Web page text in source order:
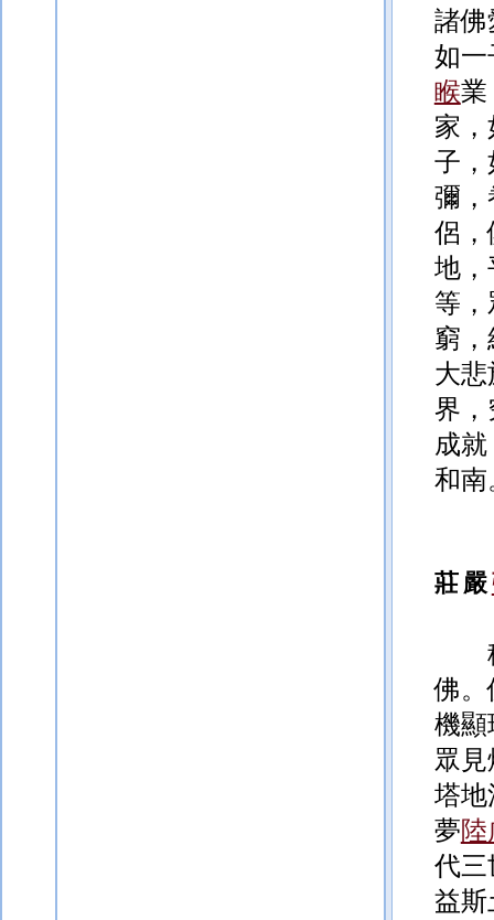
諸佛
如一
睺業
家，
子，
彌，
侶，
地，
等
窮
大
界，
成
和南
莊嚴
佛。
機顯
眾
塔地
夢陸
代三
益斯